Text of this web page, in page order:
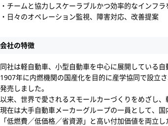
・チームと協力しスケーラブルかつ効率的なインフラ
・日々のオペレーション監視、障害対応、改善提案
会社の特徴
同社は軽自動車、小型自動車を中心に展開している自
1907年に内燃機関の国産化を目的に産学協同で設立
発売しました。
以来、世界で愛されるスモールカーづくりをめざし
現在は大手自動車メーカーグループの一員として、国
「低燃費／低価格／省資源」と高い付加価値を両立